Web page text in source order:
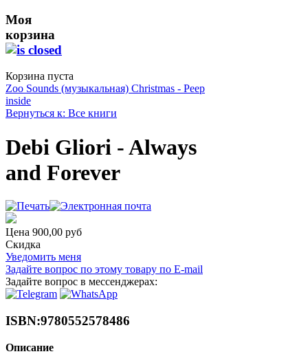
Моя
корзина
Корзина пуста
Zoo Sounds (музыкальная) Christmas - Peep
inside
Вернуться к: Все книги
Debi Gliori - Always
and Forever
Цена 900,00 руб
Скидка
Уведомить меня
Задайте вопрос по этому товару по E-mail
Задайте вопрос в мессенджерах:
ISBN:9780552578486
Описание